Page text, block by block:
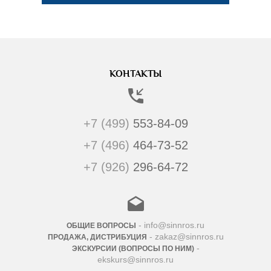
КОНТАКТЫ
+7 (499) 553-84-09
+7 (496) 464-73-52
+7 (926) 296-64-72
ОБЩИЕ ВОПРОСЫ - info@sinnros.ru
ПРОДАЖА, ДИСТРИБУЦИЯ - zakaz@sinnros.ru
ЭКСКУРСИИ (ВОПРОСЫ ПО НИМ)-
ekskurs@sinnros.ru